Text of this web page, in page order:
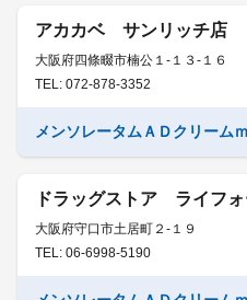
アカカベ サンリッチ店
大阪府四條畷市楠公１-１３-１６
TEL: 072-878-3352
メンソレータムＡＤクリー
ドラッグストア ライフ
大阪府守口市土居町２-１９
TEL: 06-6998-5190